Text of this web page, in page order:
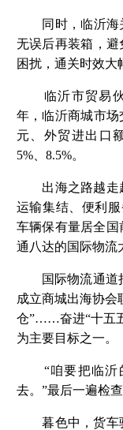
同时，临沂海关
无误后再装箱，避
困扰，通关时效大
临沂市贸易伙
年，临沂商城市场
元、外贸进出口
5%、8.5%。
出海之路越走越
运输集结、便利
车辆保有量居全国
通八达的国际物流
国际物流通道持
成立商城出海协会
仓”……奋进“十五
为主要目标之一。
“咱要把临沂的
去。”最后一遍检
暮色中，货车驶